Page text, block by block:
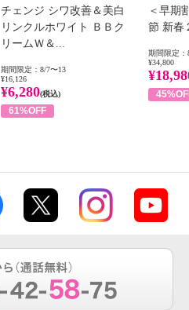
チェンジ シワ改善＆美白
リンクルホワイト ＢＢク
リームＷ＆...
期間限定：8/7〜13
¥16,126
¥6,280(税込)
61%OFF
＜早期
節 新春
期間限定：
¥34,800